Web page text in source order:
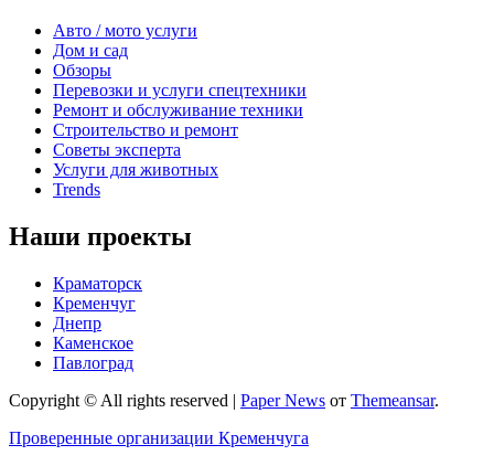
Авто / мото услуги
Дом и сад
Обзоры
Перевозки и услуги спецтехники
Ремонт и обслуживание техники
Строительство и ремонт
Советы эксперта
Услуги для животных
Trends
Наши проекты
Краматорск
Кременчуг
Днепр
Каменское
Павлоград
Copyright © All rights reserved | Paper News от Themeansar.
Проверенные организации Кременчуга